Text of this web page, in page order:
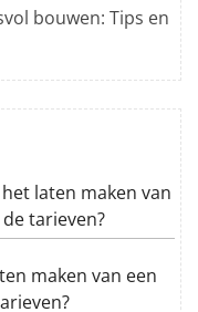
bouwen: Tips en
laten maken van
tarieven?
maken van een